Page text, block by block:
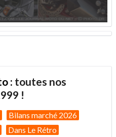
: toutes nos
!
Bilans marché 2026
Dans Le Rétro